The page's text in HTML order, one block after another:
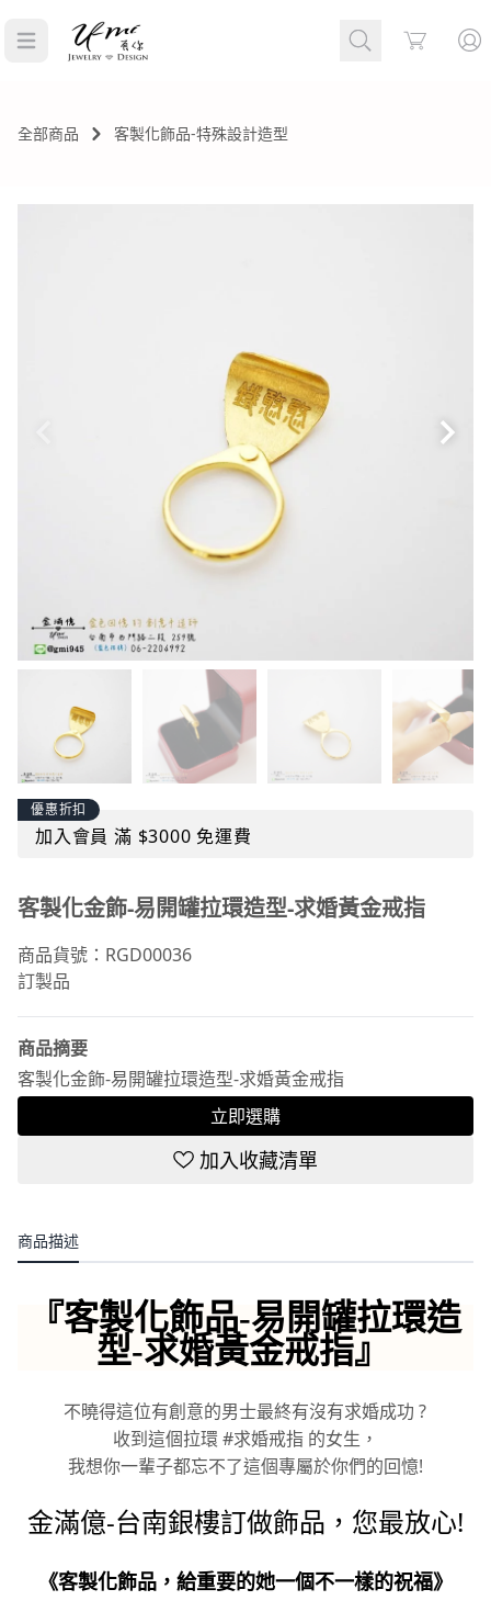
Cart
全部商品 客製化飾品-特殊設計造型
優惠折扣
加入會員 滿 $3000 免運費
客製化金飾-易開罐拉環造型-求婚黃金戒指
商品貨號：RGD00036
訂製品
商品摘要
客製化金飾-易開罐拉環造型-求婚黃金戒指
立即選購
加入收藏清單
商品描述
『客製化飾品-易開罐拉環造
型-求婚黃金戒指』
不曉得這位有創意的男士最終有沒有求婚成功 ?
收到這個拉環 #求婚戒指 的女生，
我想你一輩子都忘不了這個專屬於你們的回憶!
金滿億-台南銀樓訂做飾品，您最放心!
《客製化飾品，給重要的她一個不一樣的祝福》